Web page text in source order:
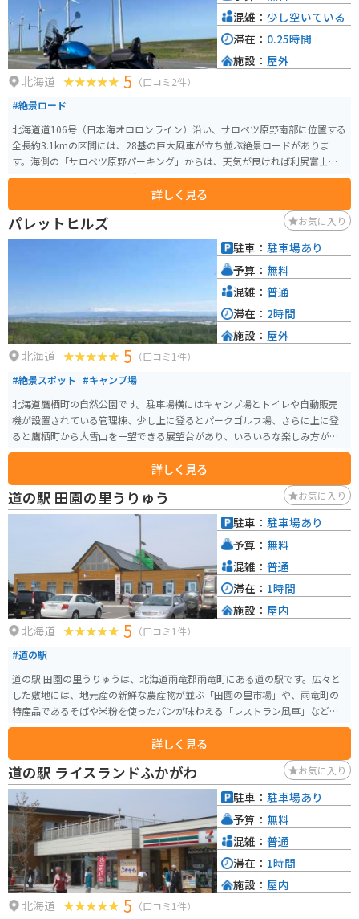
北海道 5 （口コミ2件）
#絶景ロード
北海道道106号（日本海オロロンライン）沿い、サロベツ原野南部に位置する
全長約3.1kmの区間には、28基の巨大風車が立ち並ぶ絶景ロードがありま
す。海側の「サロベツ原野パーキング」からは、天気が良ければ利尻富士を
望むことも可能。 交通量が少なく、間近で風車の迫力や風を切る音を感じら
れるスポットで、バイクと風車を一緒に撮れば最高の1枚に。北海道ツーリン
グの定番ルートとして、多くのライダーが訪れる人気の場所です。
詳しく見る
混雑： 少し空いている
滞在： 0.25時間
施設： 屋外
パレットヒルズ お気に入り
北海道 5 （口コミ1件）
#絶景スポット #キャンプ場
北海道鷹栖町の自然公園です。駐車場横にはキャンプ場とトイレや自動販売
機が設置されている管理棟、少し上に登るとパークゴルフ場、さらに上に登
ると鷹栖町から大雪山を一望できる展望台があり、いろいろな楽しみ方がで
きる公園です。週末はキャンプ場には、かなりの数のテントが張られており
詳しく見る
駐車： 駐車場あり
予算： 無料
混雑： 普通
滞在： 2時間
施設： 屋外
道の駅 田園の里うりゅう お気に入り
北海道 5 （口コミ1件）
#道の駅
道の駅 田園の里うりゅうは、北海道雨竜郡雨竜町にある道の駅です。広々と
した敷地には、地元産の新鮮な農産物が並ぶ「田園の里市場」や、雨竜町の
特産品であるそばや米粉を使ったパンが味わえる「レストラン風車」などが
あります。 特にレストラン風車の手打ちそばは人気で、お昼時には多くの人
で賑わいます。また、併設されている「うりゅう木工芸館」では、地元産の
カラマツを使った木工製品の販売や木工体験ができます。 バイクで訪れる際
は、道の駅に隣接する「暑寒別岳登山道」の入り口もおすすめです。約30分
ほど歩くと展望台があり、田園風景を一望できます。道の駅には、広々とし
た駐車場とトイレも完備されているので、ツーリングの休憩場所としても最
適です。 地元の名産品としては、米どころとしても知られる雨竜町産のお米
「ゆめぴりか」や「ななつぼし」が人気です。また、そばの生産も盛んで、
道の駅で購入することができます。
詳しく見る
駐車： 駐車場あり
予算： 無料
混雑： 普通
滞在： 1時間
施設： 屋内
道の駅 ライスランドふかがわ お気に入り
北海道 5 （口コミ1件）
駐車： 駐車場あり
予算： 無料
混雑： 普通
滞在： 1時間
施設： 屋内